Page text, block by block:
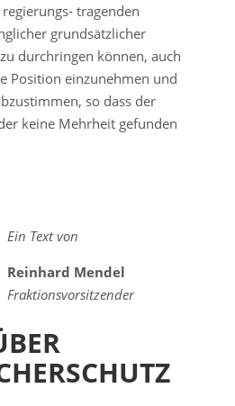
tragenden
grundsätzlicher
durchringen können, auch
Position einzunehmen und
so dass der
keine Mehrheit gefunden
Ein Text von
Reinhard Mendel
Fraktionsvorsitzender